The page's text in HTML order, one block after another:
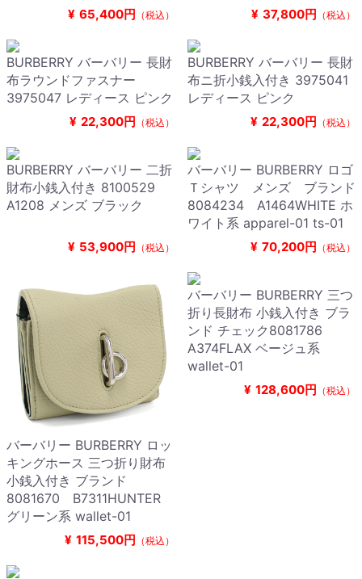
¥ 65,400円 （税込） ¥ 37,800円 （税込）
BURBERRY バーバリー 長財
布ラウンドファスナー
3975047 レディース ピンク
¥ 22,300円 （税込）
BURBERRY バーバリー 長財
布ニ折小銭入付き 3975041
レディース ピンク
¥ 22,300円 （税込）
BURBERRY バーバリー 二折
財布小銭入付き 8100529
A1208 メンズ ブラック
¥ 53,900円 （税込）
バーバリー BURBERRY ロゴ
Ｔシャツ メンズ ブランド
8084234 A1464WHITE ホ
ワイト系 apparel-01 ts-01
¥ 70,200円 （税込）
バーバリー BURBERRY ロッ
キングホース 三つ折り財布
小銭入付き ブランド
8081670 B7311HUNTER
グリーン系 wallet-01
¥ 115,500円 （税込）
バーバリー BURBERRY 三つ
折り長財布 小銭入付き ブラ
ンド チェック8081786
A374FLAX ベージュ系
wallet-01
¥ 128,600円 （税込）